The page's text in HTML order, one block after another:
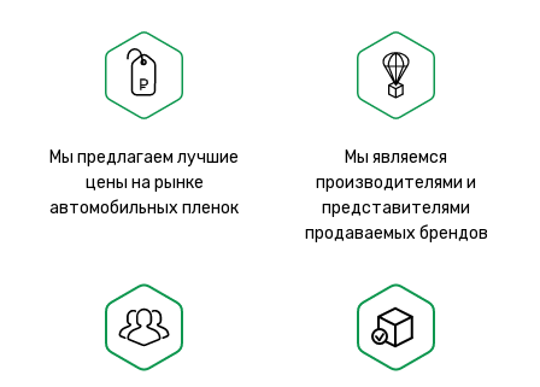
Мы предлагаем лучшие
цены на рынке
автомобильных пленок
Мы являемся
производителями и
представителями
продаваемых брендов